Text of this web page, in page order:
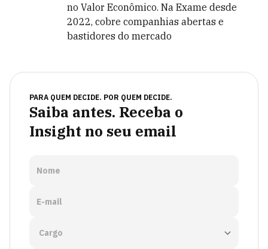
no Valor Econômico. Na Exame desde
2022, cobre companhias abertas e
bastidores do mercado
PARA QUEM DECIDE. POR QUEM DECIDE.
Saiba antes. Receba o
Insight no seu email
Nome
E-mail